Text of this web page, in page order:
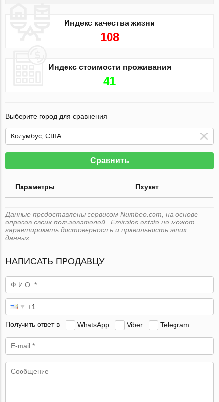
Индекс качества жизни
108
Индекс стоимости проживания
41
Выберите город для сравнения
Сравнить
Параметры Пхукет
Данные предоставлены сервисом Numbeo.com, на основе
опросов своих пользователей . Emirates.estate не может
гарантировать достоверность и правильность этих
данных.
НАПИСАТЬ ПРОДАВЦУ
Получить ответ в WhatsApp Viber Telegram